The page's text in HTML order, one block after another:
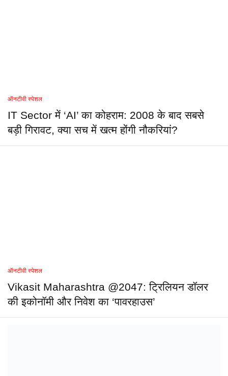
ऑनटीवी स्पेशल
IT Sector में ‘AI’ का कोहराम: 2008 के बाद सबसे
बड़ी गिरावट, क्या सच में खत्म होंगी नौकरियां?
ऑनटीवी स्पेशल
Vikasit Maharashtra @2047: ट्रिलियन डॉलर
की इकोनॉमी और निवेश का ‘पावरहाउस’